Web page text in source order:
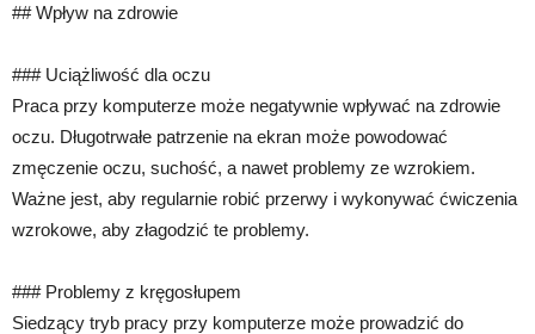
## Wpływ na zdrowie
### Uciążliwość dla oczu
Praca przy komputerze może negatywnie wpływać na zdrowie
oczu. Długotrwałe patrzenie na ekran może powodować
zmęczenie oczu, suchość, a nawet problemy ze wzrokiem.
Ważne jest, aby regularnie robić przerwy i wykonywać ćwiczenia
wzrokowe, aby złagodzić te problemy.
### Problemy z kręgosłupem
Siedzący tryb pracy przy komputerze może prowadzić do